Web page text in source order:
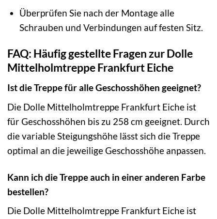
Überprüfen Sie nach der Montage alle
Schrauben und Verbindungen auf festen Sitz.
FAQ: Häufig gestellte Fragen zur Dolle
Mittelholmtreppe Frankfurt Eiche
Ist die Treppe für alle Geschosshöhen geeignet?
Die Dolle Mittelholmtreppe Frankfurt Eiche ist
für Geschosshöhen bis zu 258 cm geeignet. Durch
die variable Steigungshöhe lässt sich die Treppe
optimal an die jeweilige Geschosshöhe anpassen.
Kann ich die Treppe auch in einer anderen Farbe
bestellen?
Die Dolle Mittelholmtreppe Frankfurt Eiche ist